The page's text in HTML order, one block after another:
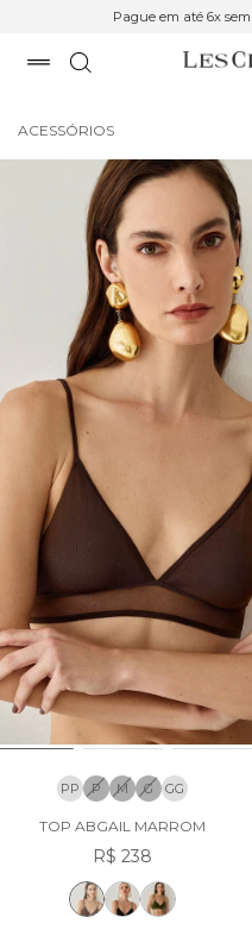
Pague em até 6x
ACESSÓRIOS
PP P M G GG
TOP ABGAIL MARROM
R$ 238